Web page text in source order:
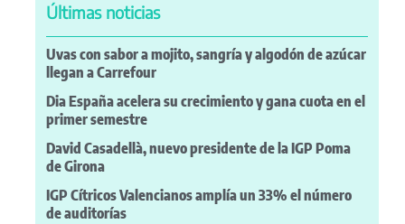
Últimas noticias
Uvas con sabor a mojito, sangría y algodón de azúcar
llegan a Carrefour
Dia España acelera su crecimiento y gana cuota en el
primer semestre
David Casadellà, nuevo presidente de la IGP Poma
de Girona
IGP Cítricos Valencianos amplía un 33% el número
de auditorías